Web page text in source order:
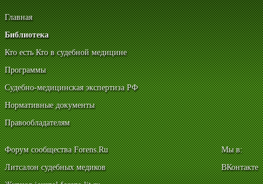
Главная
Библиотека
Кто есть Кто в судебной медицине
Программы
Судебно-медицинская экспертиза РФ
Нормативные документы
Правообладателям
Форум сообщества Forens.Ru
Литсалон судебных медиков
Мы в:
ВКонтакте